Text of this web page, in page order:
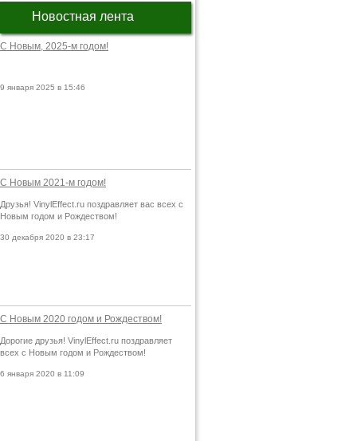
Новостная лента
С Новым, 2025-м годом!
9 января 2025 в 15:46
С Новым 2021-м годом!
Друзья! VinylEffect.ru поздравляет вас всех с
Новым годом и Рождеством!
30 декабря 2020 в 23:17
С Новым 2020 годом и Рождеством!
Дорогие друзья! VinylEffect.ru поздравляет
всех с Новым годом и Рождеством!
6 января 2020 в 11:09